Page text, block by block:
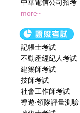
中華電信公司招考
more~
記帳士考試
不動產經紀人考試
建築師考試
技師考試
社會工作師‍考試
導遊‧領隊評量測驗